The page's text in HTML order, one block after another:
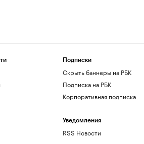
Подписки
Скрыть баннеры на РБК
Подписка на РБК
Корпоративная подписка
Уведомления
RSS Новости